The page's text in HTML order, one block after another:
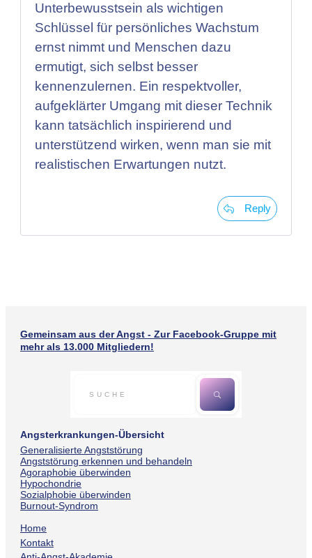
Unterbewusstsein als wichtigen
Schlüssel für persönliches Wachstum
ernst nimmt und Menschen dazu
ermutigt, sich selbst besser
kennenzulernen. Ein respektvoller,
aufgeklärter Umgang mit dieser Technik
kann tatsächlich inspirierend und
unterstützend wirken, wenn man sie mit
realistischen Erwartungen nutzt.
Reply
Gemeinsam aus der Angst - Zur Facebook-Gruppe mit
mehr als 13.000 Mitgliedern!
Angsterkrankungen-Übersicht
Generalisierte Angststörung
Angststörung erkennen und behandeln
Agoraphobie überwinden
Hypochondrie
Sozialphobie überwinden
Burnout-Syndrom
Home
Kontakt